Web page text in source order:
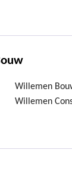
Willemen
Willemen